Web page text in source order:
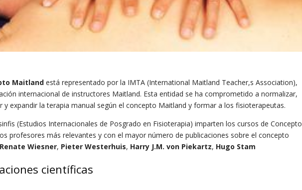
Maitland está representado por la IMTA (International Maitland Teacher,s Association),
internacional de instructores Maitland. Esta entidad se ha comprometido a normalizar,
y expandir la terapia manual según el concepto Maitland y formar a los fisioterapeutas.
(Estudios Internacionales de Posgrado en Fisioterapia) imparten los cursos de Concepto
profesores más relevantes y con el mayor número de publicaciones sobre el concepto
Renate Wiesner, Pieter Westerhuis, Harry J.M. von Piekartz, Hugo Stam
científicas